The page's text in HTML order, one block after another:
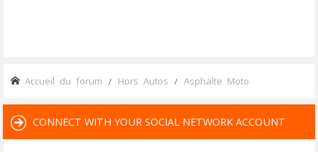
Accueil du forum Hors Autos Asphalte Moto
CONNECT WITH YOUR SOCIAL NETWORK ACCOUNT